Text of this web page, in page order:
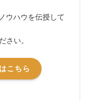
ウハウを伝授して
さい。
こちら